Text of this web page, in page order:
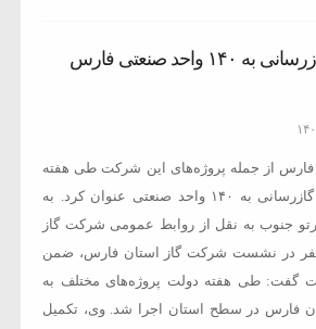
تکمیل طرح‌های گازرسانی به ۱۴۰ واحد صنعتی فارس
۱۰
از جمله پروژه‌های این شرکت طی هفته
دولت را تکمیل طرح گازرسانی به ۱۴۰ واحد صنعتی عنوان کرد. به
جنوب به نقل از روابط عمومی شرکت گاز
در نشست شرکت گاز استان فارس، ضمن
گفت: طی هفته دولت پروژه‌های مختلف به
فارس در سطح استان اجرا شد. وی، تکمیل